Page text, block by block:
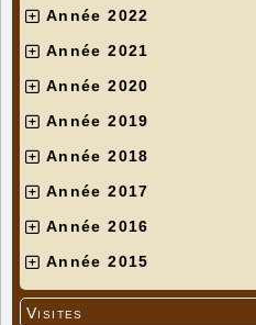
Année 2022
Année 2021
Année 2020
Année 2019
Année 2018
Année 2017
Année 2016
Année 2015
Visites